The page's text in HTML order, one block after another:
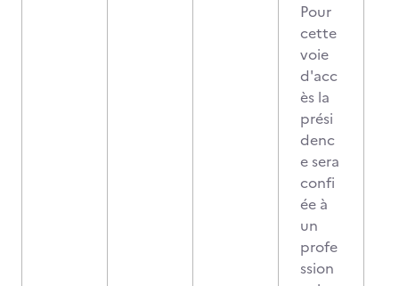
Pour
cette
voie
d'acc
ès la
prési
denc
e sera
confi
ée à
un
profe
ssion